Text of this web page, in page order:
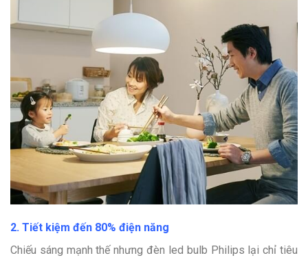
2. Tiết kiệm đến 80% điện năng
Chiếu sáng mạnh thế nhưng đèn led bulb Philips lại chỉ tiêu